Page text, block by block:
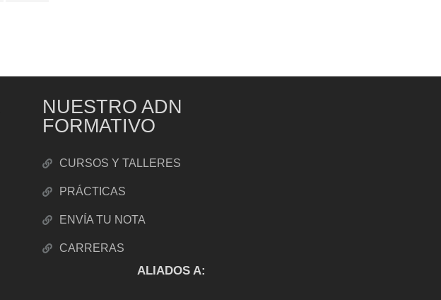
NUESTRO ADN
FORMATIVO
CURSOS Y TALLERES
PRÁCTICAS
ENVÍA TU NOTA
CARRERAS
ALIADOS A: